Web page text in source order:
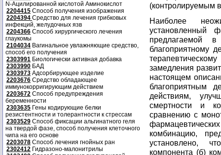
N-Ацилированной кислотой Аминокислот
2204415 Способ получения изображения
2204394 Средство для лечения грибковых
инфекций, желудочных язв
2204366 Способ хирургического лечения
глаукомы
2104034 Вагинальное увлажняющие средство,
способ его получения
2303991 Биологически активная добавка
2303990 БАД
2303973 Адсорбирующее изделие
2203676 Средство обладающее
иммунокорригирующим действием
2203672 Способ предупреждения
беременности
2303635 Гены кодирующие белки
резистентности и толерантности к стрессам
2303529 Способ фиксации альгинатного геля
на твердой фазе, способ получения клеточного
чипа на его основе
2203078 Способ лечения гнойных ран
2302412 Гидразоно-малонитрилы
(контролируемым
Наиболее
установленный
предлагаемой
благоприятному
замедления
настоящем
благоприятным
действиям,
смертности и
сравнению с
комбинацию,
установлено,
компонента (б)